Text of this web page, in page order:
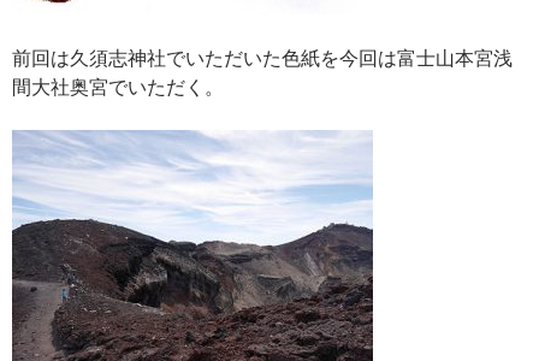
前回は久須志神社でいただいた色紙を今回は富士山本宮浅
間大社奥宮でいただく。